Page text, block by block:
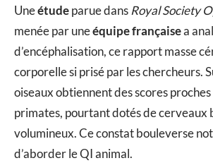
Uneétudeparue dans Royal Society
menée par uneéquipe françaisea
d’encéphalisation, ce rapport masse
corporelle si prisé par les chercheurs.
oiseaux obtiennent des scores
primates, pourtant dotés de cerveaux
volumineux. Ce constat bouleverse
d’aborder le QI animal.